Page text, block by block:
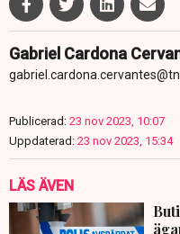
Gabriel Cardona
Publicerad: 23 nov 2023, 10:07
Uppdaterad: 23 nov 2023, 15:34
LÄS ÄVEN